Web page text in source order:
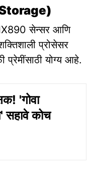
सेन्सर आणि
प्रोसेसर
योग्य आहे.
'गोवा
सहावे कोच